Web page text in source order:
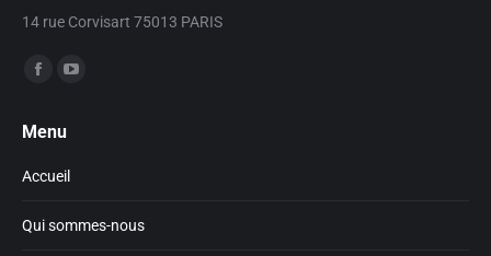
14 rue Corvisart 75013 PARIS
Trouvez nous sur :
opens
window
in
window
Menu
Accueil
Qui sommes-nous